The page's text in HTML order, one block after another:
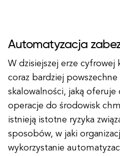
Automatyzacja
W dzisiejszej erze
coraz bardziej
skalowalności, jaką oferuje
operacje do środowisk
istnieją istotne ryzyka
sposobów, w jaki
wykorzystanie